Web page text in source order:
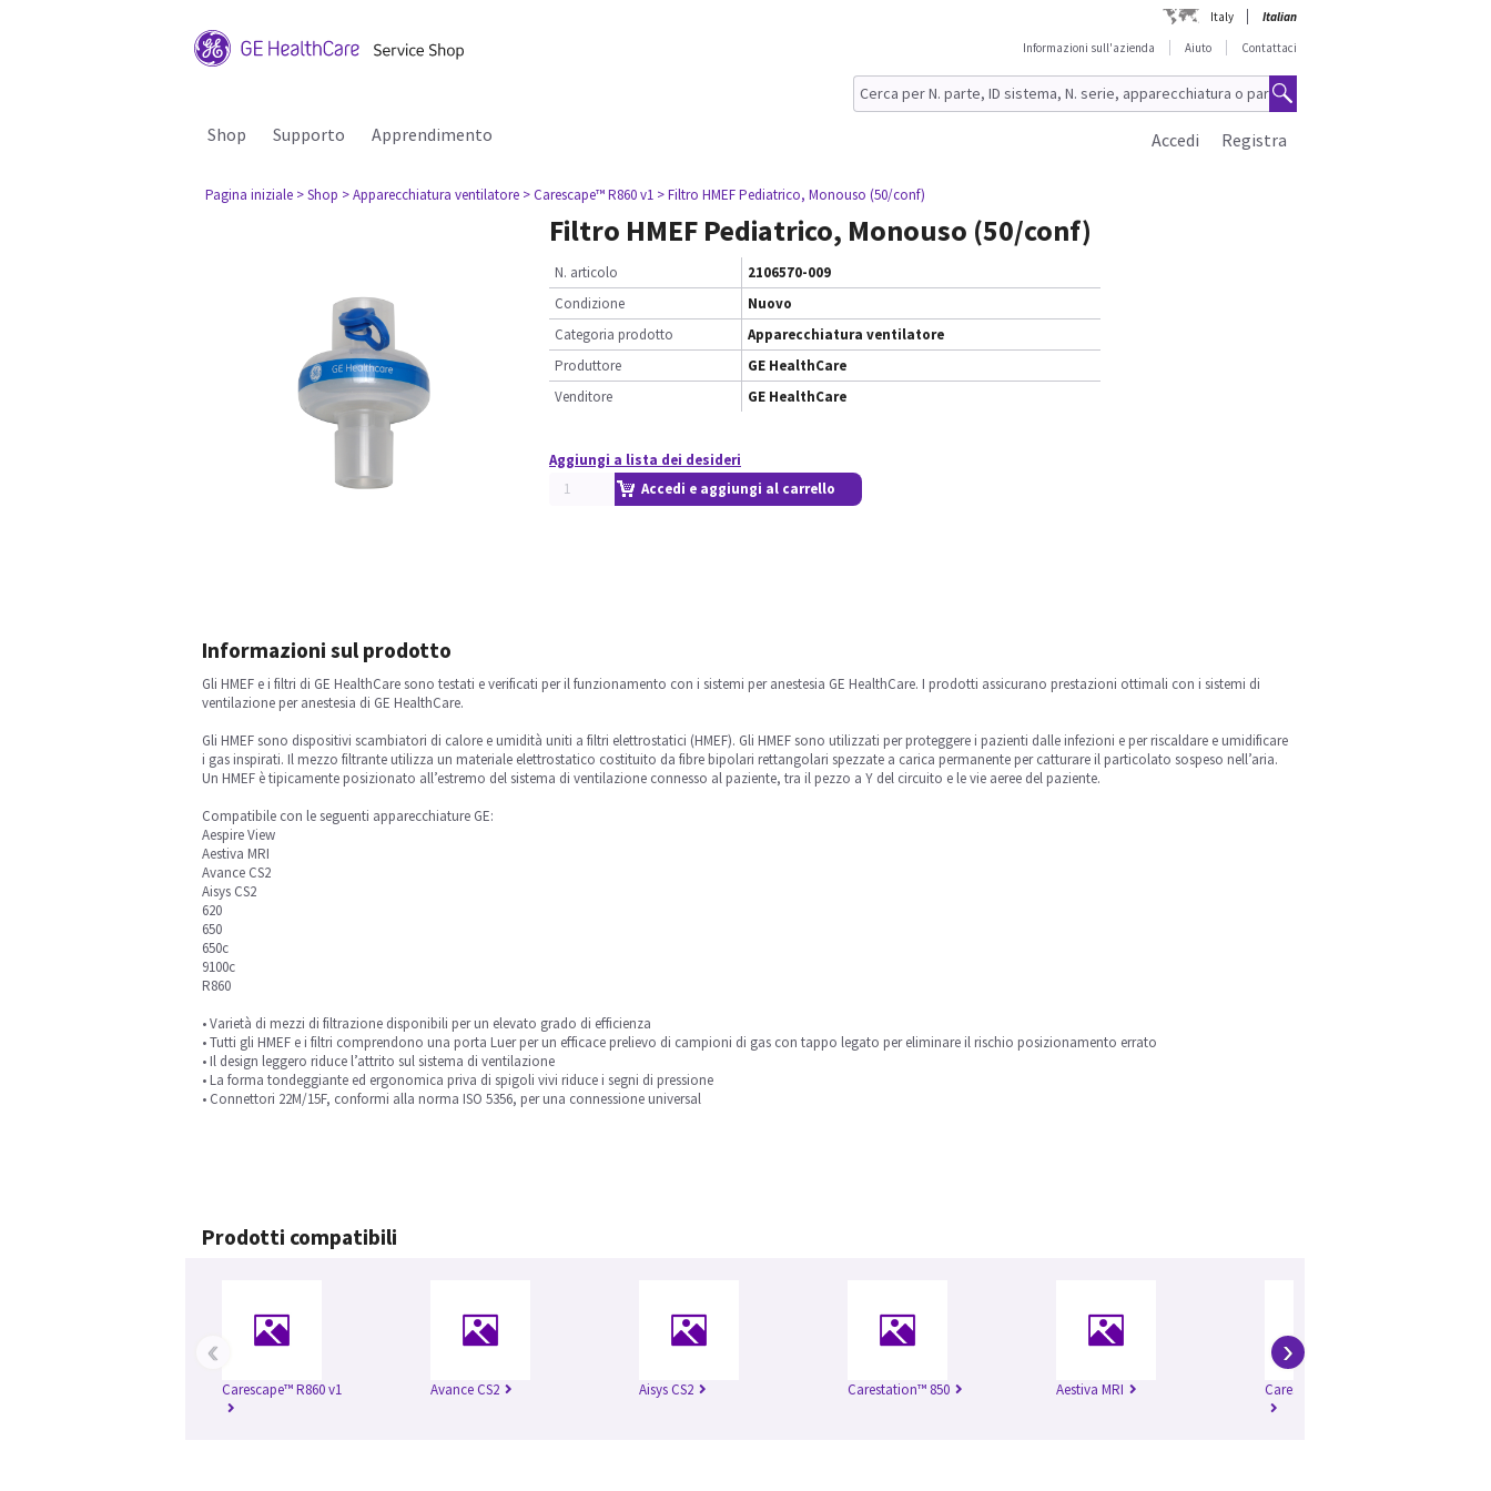
Italy
Italian
Informazioni sull'azienda
Aiuto Contattaci
Shop Supporto Apprendimento Registra
Accedi
Pagina iniziale > Shop > Apparecchiatura ventilatore > Carescape™ R860 v1 > Filtro HMEF Pediatrico, Monouso (50/conf)
Filtro HMEF Pediatrico, Monouso (50/conf)
N. articolo
2106570-009
Condizione
Nuovo
Categoria prodotto
Apparecchiatura ventilatore
Produttore
GE HealthCare
Venditore
GE HealthCare
Aggiungi a lista dei desideri
Accedi e aggiungi al carrello
Informazioni sul prodotto
Gli HMEF e i filtri di GE HealthCare sono testati e verificati per il funzionamento con i sistemi per anestesia GE HealthCare. I prodotti assicurano prestazioni ottimali con i sistemi di
ventilazione per anestesia di GE HealthCare.
Gli HMEF sono dispositivi scambiatori di calore e umidità uniti a filtri elettrostatici (HMEF). Gli HMEF sono utilizzati per proteggere i pazienti dalle infezioni e per riscaldare e umidificare
i gas inspirati. Il mezzo filtrante utilizza un materiale elettrostatico costituito da fibre bipolari rettangolari spezzate a carica permanente per catturare il particolato sospeso nell’aria.
Un HMEF è tipicamente posizionato all’estremo del sistema di ventilazione connesso al paziente, tra il pezzo a Y del circuito e le vie aeree del paziente.
Compatibile con le seguenti apparecchiature GE:
Aespire View
Aestiva MRI
Avance CS2
Aisys CS2
620
650
650c
9100c
R860
• Varietà di mezzi di filtrazione disponibili per un elevato grado di efficienza
• Tutti gli HMEF e i filtri comprendono una porta Luer per un efficace prelievo di campioni di gas con tappo legato per eliminare il rischio posizionamento errato
• Il design leggero riduce l’attrito sul sistema di ventilazione
• La forma tondeggiante ed ergonomica priva di spigoli vivi riduce i segni di pressione
• Connettori 22M/15F, conformi alla norma ISO 5356, per una connessione universal
Prodotti compatibili
Carescape™ R860 v1 Avance CS2 Aisys CS2 Carestation™ 850 Aestiva MRI Carestation™ 650c
‹ ›